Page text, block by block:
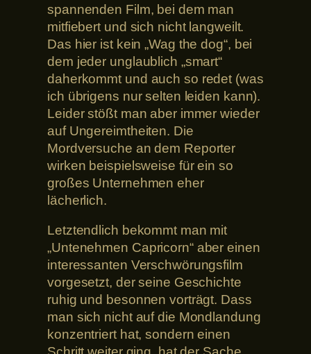
spannenden Film, bei dem man
mitfiebert und sich nicht langweilt.
Das hier ist kein „Wag the dog“, bei
dem jeder unglaublich „smart“
daherkommt und auch so redet (was
ich übrigens nur selten leiden kann).
Leider stößt man aber immer wieder
auf Ungereimtheiten. Die
Mordversuche an dem Reporter
wirken beispielsweise für ein so
großes Unternehmen eher
lächerlich.
Letztendlich bekommt man mit
„Untenehmen Capricorn“ aber einen
interessanten Verschwörungsfilm
vorgesetzt, der seine Geschichte
ruhig und besonnen vorträgt. Dass
man sich nicht auf die Mondlandung
konzentriert hat, sondern einen